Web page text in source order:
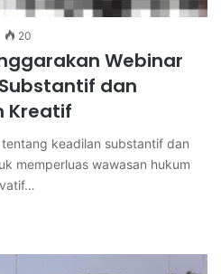
20
Webinar
dan
Kreatif
keadilan substantif dan
memperluas wawasan hukum